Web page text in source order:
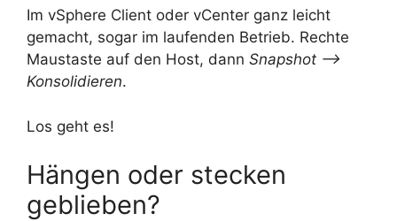
Im vSphere Client oder vCenter ganz leicht
gemacht, sogar im laufenden Betrieb. Rechte
Maustaste auf den Host, dann Snapshot –>
Konsolidieren.
Los geht es!
Hängen oder stecken
geblieben?